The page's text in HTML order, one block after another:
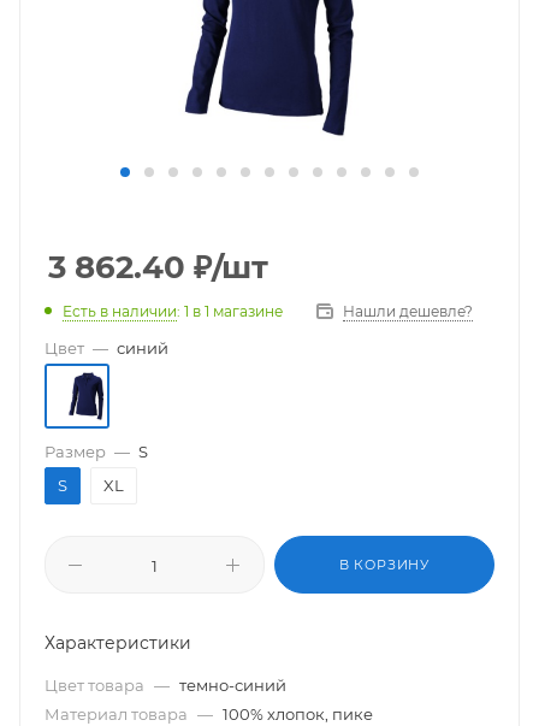
3 862.40 ₽/шт
Есть в наличии: 1 в 1 магазине Нашли дешевле?
Цвет — синий
Размер — S
S
XL
В КОРЗИНУ
Характеристики
Цвет товара — темно-синий
Материал товара — 100% хлопок, пике